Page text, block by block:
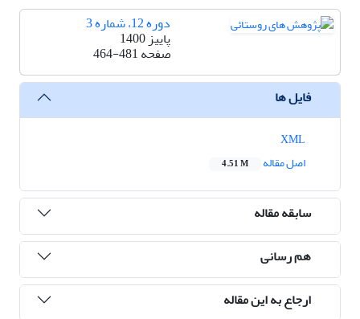
دوره 12، شماره 3
پاییز 1400
صفحه464-481
فایل ها
اصل مقاله
4.51 M
سابقه مقاله
هم رسانی
ارجاع به این مقاله